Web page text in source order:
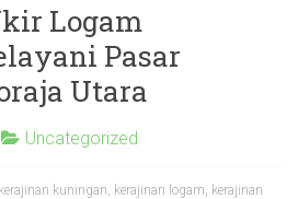
Logam
Pasar
Utara
Uncategorized
kerajinan kuningan, kerajinan logam, kerajinan